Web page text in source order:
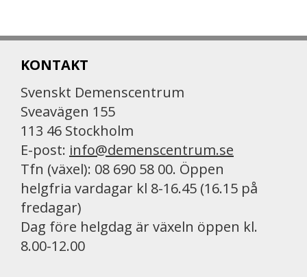
KONTAKT
Svenskt Demenscentrum
Sveavägen 155
113 46 Stockholm
E-post: info@demenscentrum.se
Tfn (växel): 08 690 58 00. Öppen
helgfria vardagar kl 8-16.45 (16.15 på
fredagar)
Dag före helgdag är växeln öppen kl.
8.00-12.00